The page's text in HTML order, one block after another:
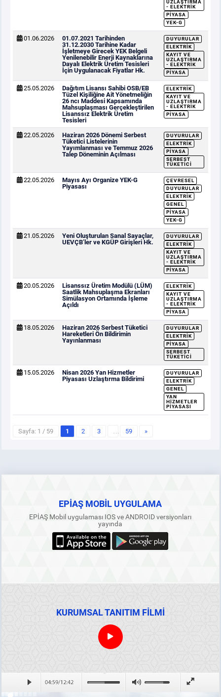
UZLAŞTIRMA
- ELEKTRIK
PIYASA
YEK-G
01.06.2026
01.07.2021 Tarihinden
31.12.2030 Tarihine Kadar
İşletmeye Girecek YEK Belgeli
Yenilenebilir Enerji Kaynaklarına
Dayalı Elektrik Üretim Tesisleri
İçin Uygulanacak Fiyatlar Hk.
DUYURULAR
ELEKTRIK
KAYIT VE
UZLAŞTIRMA
- ELEKTRIK
PIYASA
25.05.2026
Dağıtım Lisansı Sahibi OSB/EB
Tüzel Kişiliğine Ait Yönetmeliğin
26 ncı Maddesi Kapsamında
Mahsuplaşması Gerçekleştirilen
Lisanssız Elektrik Üretim
Tesisleri
ELEKTRIK
KAYIT VE
UZLAŞTIRMA
- ELEKTRIK
PIYASA
22.05.2026
Haziran 2026 Dönemi Serbest
Tüketici Listelerinin
Yayımlanması ve Temmuz 2026
Talep Döneminin Açılması
DUYURULAR
ELEKTRIK
PIYASA
SERBEST
TÜKETICI
22.05.2026
Mayıs Ayı Organize YEK-G
Piyasası
ÇEVRESEL
DUYURULAR
ELEKTRIK
GENEL
PIYASA
YEK-G
21.05.2026
Yeni Oluşturulan Sanal Sayaçlar,
UEVÇB’ler ve KGÜP Girişleri Hk.
DUYURULAR
ELEKTRIK
KAYIT VE
UZLAŞTIRMA
- ELEKTRIK
PIYASA
20.05.2026
Lisanssız Üretim Modülü (LÜM)
Saatlik Mahsuplaşma Ekranları
Simülasyon Ortamında İşleme
Açıldı
ELEKTRIK
KAYIT VE
UZLAŞTIRMA
- ELEKTRIK
PIYASA
18.05.2026
Haziran 2026 Serbest Tüketici
Hareketleri Ön Bildirimin
Yayınlanması
DUYURULAR
ELEKTRIK
PIYASA
SERBEST
TÜKETICI
15.05.2026
Nisan 2026 Yan Hizmetler
Piyasası Uzlaştırma Bildirimi
DUYURULAR
ELEKTRIK
GENEL
YAN
HIZMETLER
PIYASASI
Sayfa: 1 / 59 1 2 3 … 59 »
EPİAŞ MOBİL UYGULAMA
EPİAŞ Mobil uygulaması IOS ve ANDROID versiyonları
yayında
KURUMSAL TANITIM FİLMİ